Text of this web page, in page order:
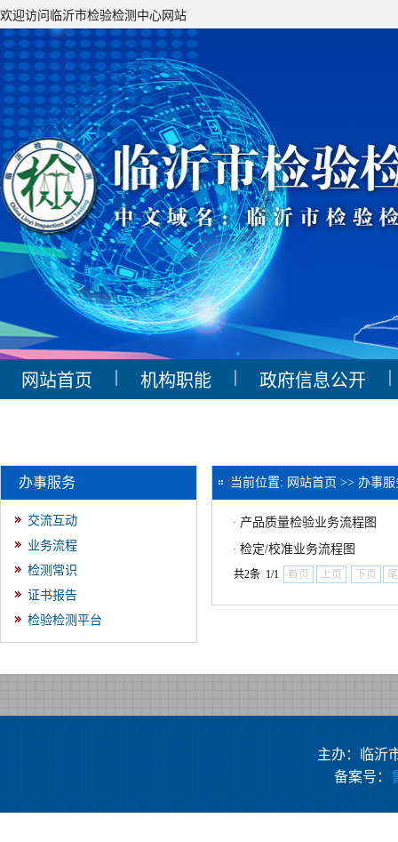
欢迎访问临沂市检验检测中心网站
网站首页 | 机构职能 | 政府信息公开 |
办事服务
交流互动
业务流程
检测常识
证书报告
检验检测平台
当前位置: 网站首页 >> 办事服
· 产品质量检验业务流程图
· 检定/校准业务流程图
共2条 1/1 首页 上页 下页
主办：临沂
备案号：